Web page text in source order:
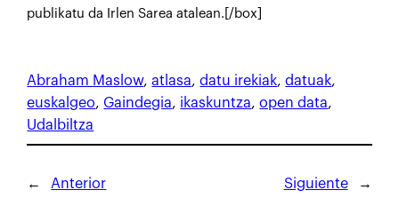
publikatu da Irlen Sarea atalean.[/box]
Abraham Maslow, atlasa, datu irekiak, datuak
euskalgeo, Gaindegia, ikaskuntza, open data
Udalbiltza
← Anterior Siguiente →